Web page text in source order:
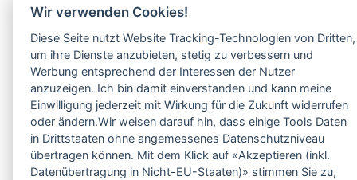
Wir verwenden Cookies!
Diese Seite nutzt Website Tracking-Technologien von Dritten,
um ihre Dienste anzubieten, stetig zu verbessern und
Werbung entsprechend der Interessen der Nutzer
anzuzeigen. Ich bin damit einverstanden und kann meine
Einwilligung jederzeit mit Wirkung für die Zukunft widerrufen
oder ändern.Wir weisen darauf hin, dass einige Tools Daten
in Drittstaaten ohne angemessenes Datenschutzniveau
übertragen können. Mit dem Klick auf «Akzeptieren (inkl.
Datenübertragung in Nicht-EU-Staaten)» stimmen Sie zu,